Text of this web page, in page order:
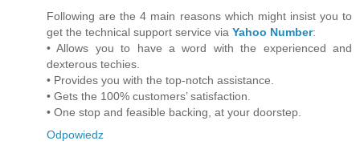
Following are the 4 main reasons which might insist you to
get the technical support service via Yahoo Number:
• Allows you to have a word with the experienced and
dexterous techies.
• Provides you with the top-notch assistance.
• Gets the 100% customers’ satisfaction.
• One stop and feasible backing, at your doorstep.
Odpowiedz